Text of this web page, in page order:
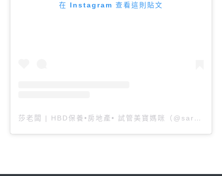
在 Instagram 查看這則貼文
莎老闆 | HBD保養•房地產• 試管美寶媽咪（@sararia）分享的貼文